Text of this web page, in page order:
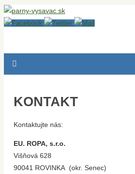
KONTAKT
Kontaktujte nás:
EU. ROPA, s.r.o.
Višňová 628
90041 ROVINKA (okr. Senec)